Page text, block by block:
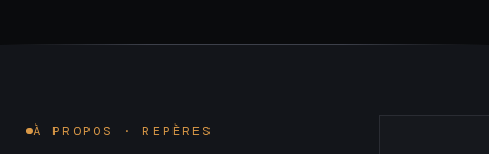
À PROPOS · REPÈRES